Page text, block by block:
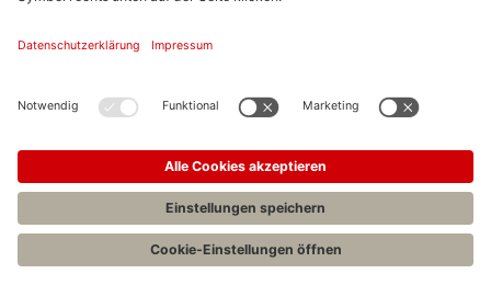
Impressum
Stellenangebote C.H.BECK
Entwickelt durchJobiqo